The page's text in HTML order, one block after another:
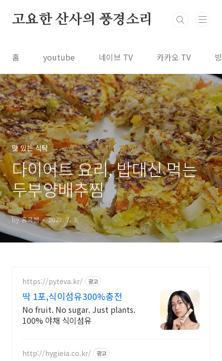
고요한 산사의 풍경소리
홈 youtube 네이브 TV 카카오 TV
맛 있는 식탁
다이어트 요리, 밥대신 먹는
두부양배추찜
by 홈쿡쌤 2023. 7. 3.
https://pyteva.kr/ 광고
딱 1포,식이섬유300%충전
No fruit. No sugar. Just plants.
100% 야채 식이섬유
http://hygieia.co.kr/ 광고